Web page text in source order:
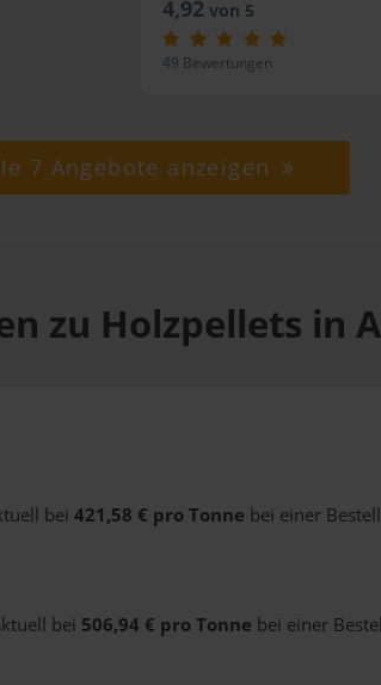
4,92von 5
49 Bewertungen
7 Angebote anzeigen
zu Holzpellets in
bei 421,58 € pro Tonne bei einer
bei 506,94 € pro Tonne bei einer